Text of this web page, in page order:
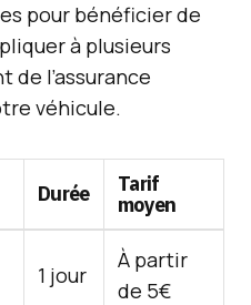
pour bénéficier de
à plusieurs
l’assurance
véhicule.
Durée
Tarif
moyen
1 jour
À partir
de 5€